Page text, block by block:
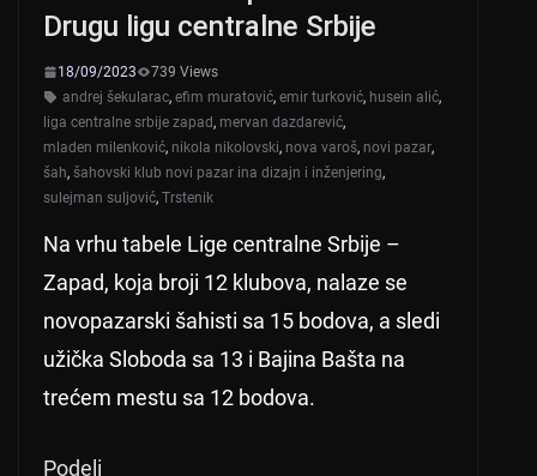
k
Drugu ligu centralne Srbije
18/09/2023
739 Views
andrej šekularac, efim muratović, emir turković, husein alić,
liga centralne srbije zapad, mervan dazdarević,
mladen milenković, nikola nikolovski, nova varoš, novi pazar,
šah, šahovski klub novi pazar ina dizajn i inženjering,
sulejman suljović, Trstenik
Na vrhu tabele Lige centralne Srbije –
Zapad, koja broji 12 klubova, nalaze se
novopazarski šahisti sa 15 bodova, a sledi
užička Sloboda sa 13 i Bajina Bašta na
trećem mestu sa 12 bodova.
Podeli